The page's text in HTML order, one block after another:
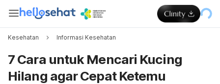
Kesehatan Informasi Kesehatan
7 Cara untuk Mencari Kucing
Hilang agar Cepat Ketemu